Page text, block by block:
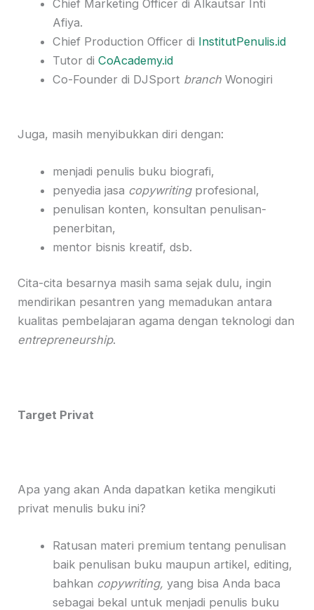
Chief Marketing Officer di Alkautsar Inti
Afiya.
Chief Production Officer di InstitutPenulis.id
Tutor di CoAcademy.id
Co-Founder di DJSport branch Wonogiri
Juga, masih menyibukkan diri dengan:
menjadi penulis buku biografi,
penyedia jasa copywritingprofesional,
penulisan konten, konsultan penulisan-
penerbitan,
mentor bisnis kreatif, dsb.
Cita-cita besarnya masih sama sejak dulu, ingin
mendirikan pesantren yang memadukan antara
kualitas pembelajaran agama dengan teknologi dan
entrepreneurship.
Target Privat
Apa yang akan Anda dapatkan ketika mengikuti
privat menulis buku ini?
Ratusan materi premium tentang penulisan
baik penulisan buku maupun artikel, editing,
bahkan copywriting, yang bisa Anda baca
sebagai bekal untuk menjadi penulis buku